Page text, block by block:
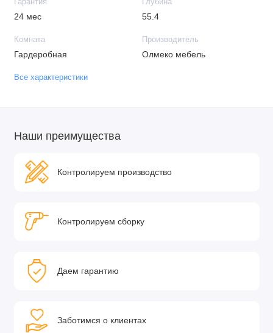
Гарантия
24 мес
Глубина
55.4
Комната
Гардеробная
Производитель
Олмеко мебель
Все характеристики
Наши преимущества
Контролируем производство
Контролируем сборку
Даем гарантию
Заботимся о клиентах